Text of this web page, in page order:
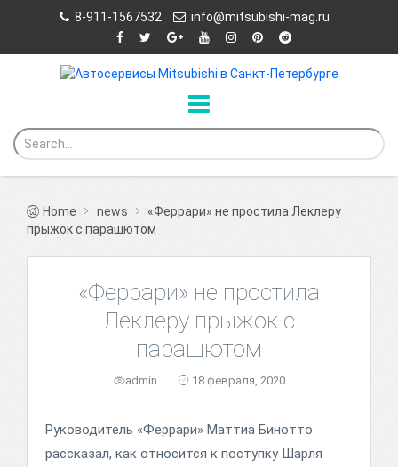
8-911-1567532 info@mitsubishi-mag.ru
Home news
«Феррари» не простила Леклеру
прыжок с парашютом
«Феррари» не простила
Леклеру прыжок с
парашютом
admin 18 февраля, 2020
Руководитель «Феррари» Маттиа Бинотто
рассказал, как относится к поступку Шарля